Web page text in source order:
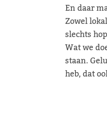
En daar
Zowel
slechts
Wat we
staan.
heb, dat